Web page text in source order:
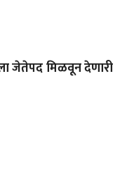
जेतेपद मिळवून देणारी